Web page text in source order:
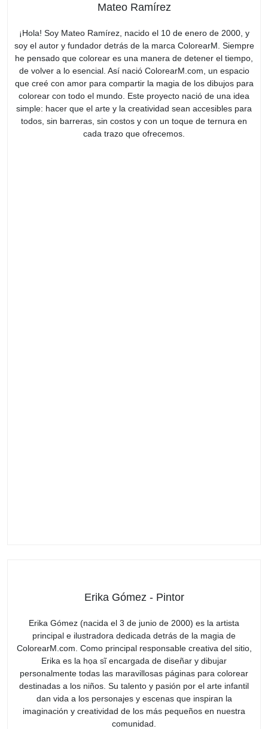
Mateo Ramírez
¡Hola! Soy Mateo Ramírez, nacido el 10 de enero de 2000, y
soy el autor y fundador detrás de la marca ColorearM. Siempre
he pensado que colorear es una manera de detener el tiempo,
de volver a lo esencial. Así nació ColorearM.com, un espacio
que creé con amor para compartir la magia de los dibujos para
colorear con todo el mundo. Este proyecto nació de una idea
simple: hacer que el arte y la creatividad sean accesibles para
todos, sin barreras, sin costos y con un toque de ternura en
cada trazo que ofrecemos.
Erika Gómez - Pintor
Erika Gómez (nacida el 3 de junio de 2000) es la artista
principal e ilustradora dedicada detrás de la magia de
ColorearM.com. Como principal responsable creativa del sitio,
Erika es la họa sĩ encargada de diseñar y dibujar
personalmente todas las maravillosas páginas para colorear
destinadas a los niños. Su talento y pasión por el arte infantil
dan vida a los personajes y escenas que inspiran la
imaginación y creatividad de los más pequeños en nuestra
comunidad.